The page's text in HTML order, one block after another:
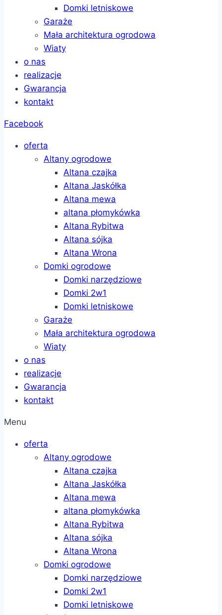
Domki letniskowe
Garaże
Mała architektura ogrodowa
Wiaty
o nas
realizacje
Gwarancja
kontakt
Facebook
oferta
Altany ogrodowe
Altana czajka
Altana Jaskółka
Altana mewa
altana płomykówka
Altana Rybitwa
Altana sójka
Altana Wrona
Domki ogrodowe
Domki narzędziowe
Domki 2w1
Domki letniskowe
Garaże
Mała architektura ogrodowa
Wiaty
o nas
realizacje
Gwarancja
kontakt
Menu
oferta
Altany ogrodowe
Altana czajka
Altana Jaskółka
Altana mewa
altana płomykówka
Altana Rybitwa
Altana sójka
Altana Wrona
Domki ogrodowe
Domki narzędziowe
Domki 2w1
Domki letniskowe